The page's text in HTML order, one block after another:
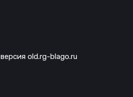
old.rg-blago.ru